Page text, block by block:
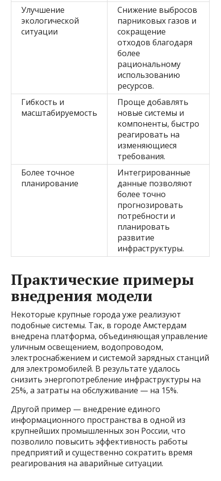
Улучшение
экологической
ситуации
Снижение выбросов
парниковых газов и
сокращение
отходов благодаря
более
рациональному
использованию
ресурсов.
Гибкость и
масштабируемость
Проще добавлять
новые системы и
компоненты, быстро
реагировать на
изменяющиеся
требования.
Более точное
планирование
Интегрированные
данные позволяют
более точно
прогнозировать
потребности и
планировать
развитие
инфраструктуры.
Практические примеры
внедрения модели
Некоторые крупные города уже реализуют
подобные системы. Так, в городе Амстердам
внедрена платформа, объединяющая управление
уличным освещением, водопроводом,
электроснабжением и системой зарядных станций
для электромобилей. В результате удалось
снизить энергопотребление инфраструктуры на
25%, а затраты на обслуживание — на 15%.
Другой пример — внедрение единого
информационного пространства в одной из
крупнейших промышленных зон России, что
позволило повысить эффективность работы
предприятий и существенно сократить время
реагирования на аварийные ситуации.